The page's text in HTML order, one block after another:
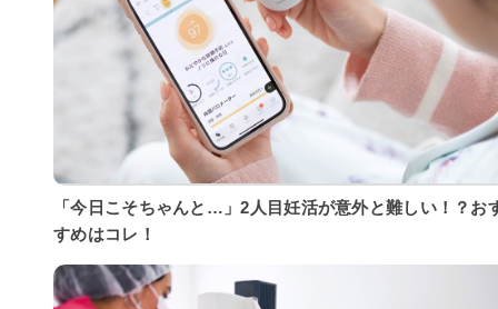
「今日こそちゃんと…」2人目妊活が意外と難しい！？お
すめはコレ！